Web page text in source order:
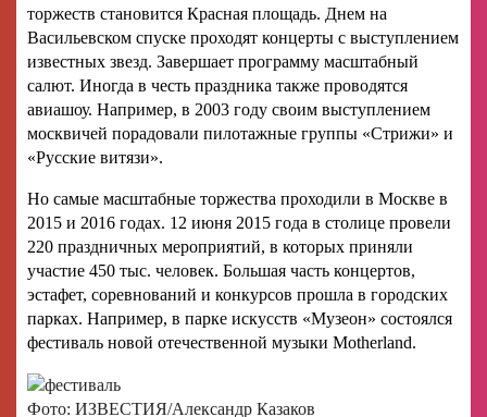
торжеств становится Красная площадь. Днем на
Васильевском спуске проходят концерты с выступлением
известных звезд. Завершает программу масштабный
салют. Иногда в честь праздника также проводятся
авиашоу. Например, в 2003 году своим выступлением
москвичей порадовали пилотажные группы «Стрижи» и
«Русские витязи».
Но самые масштабные торжества проходили в Москве в
2015 и 2016 годах. 12 июня 2015 года в столице провели
220 праздничных мероприятий, в которых приняли
участие 450 тыс. человек. Большая часть концертов,
эстафет, соревнований и конкурсов прошла в городских
парках. Например, в парке искусств «Музеон» состоялся
фестиваль новой отечественной музыки Motherland.
Фото: ИЗВЕСТИЯ/Александр Казаков